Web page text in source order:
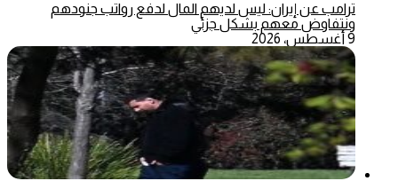
ترامب عن إيران: ليس لديهم المال لدفع رواتب جنودهم
ونتفاوض معهم بشكل جزئي
9 أغسطس، 2026